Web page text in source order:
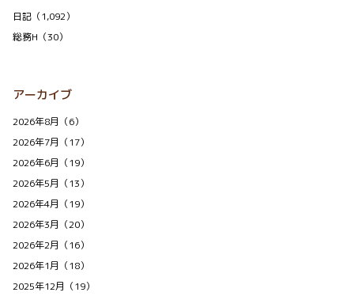
日記（1,092）
総務H（30）
アーカイブ
2026年8月（6）
2026年7月（17）
2026年6月（19）
2026年5月（13）
2026年4月（19）
2026年3月（20）
2026年2月（16）
2026年1月（18）
2025年12月（19）